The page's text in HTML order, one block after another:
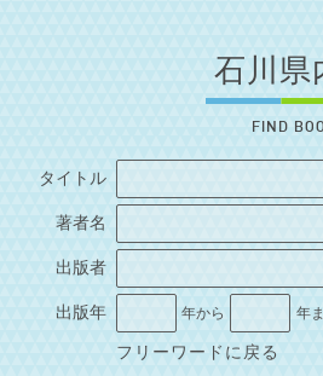
石川県
FIND
タイトル
著者名
出版者
出版年 年から 年
フリーワードに戻る